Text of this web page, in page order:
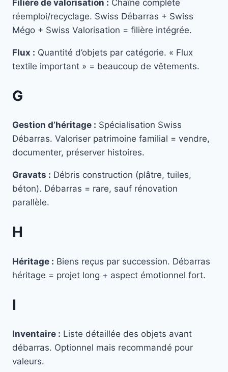
Filière de valorisation : Chaîne complète
réemploi/recyclage. Swiss Débarras + Swiss
Mégo + Swiss Valorisation = filière intégrée.
Flux : Quantité d’objets par catégorie. « Flux
textile important » = beaucoup de vêtements.
G
Gestion d’héritage : Spécialisation Swiss
Débarras. Valoriser patrimoine familial = vendre,
documenter, préserver histoires.
Gravats : Débris construction (plâtre, tuiles,
béton). Débarras = rare, sauf rénovation
parallèle.
H
Héritage : Biens reçus par succession. Débarras
héritage = projet long + aspect émotionnel fort.
I
Inventaire : Liste détaillée des objets avant
débarras. Optionnel mais recommandé pour
valeurs.